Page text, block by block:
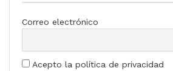
Correo electrónico
Acepto la política de privacidad